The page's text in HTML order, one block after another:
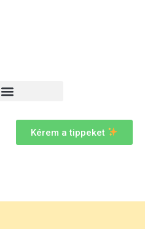
Kérem a tippeket